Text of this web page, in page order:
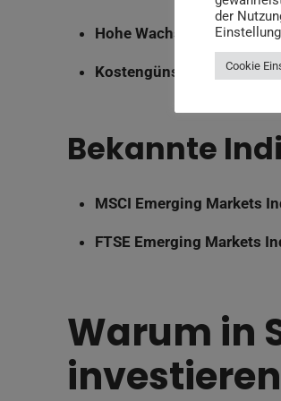
Hohe Wachstumschancen
Kostengünstige
Bekannte
MSCI Emerging Markets
FTSE Emerging Markets
Warum in
der
Cookie